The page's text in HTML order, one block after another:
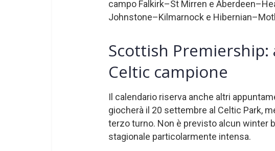
campo Falkirk–St Mirren e
Johnstone–Kilmarnock e
Scottish Premiership:
Celtic campione
Il calendario riserva anche altri
giocherà il 20 settembre al Celtic Park,
terzo turno. Non è previsto alcun winter
stagionale particolarmente intensa.